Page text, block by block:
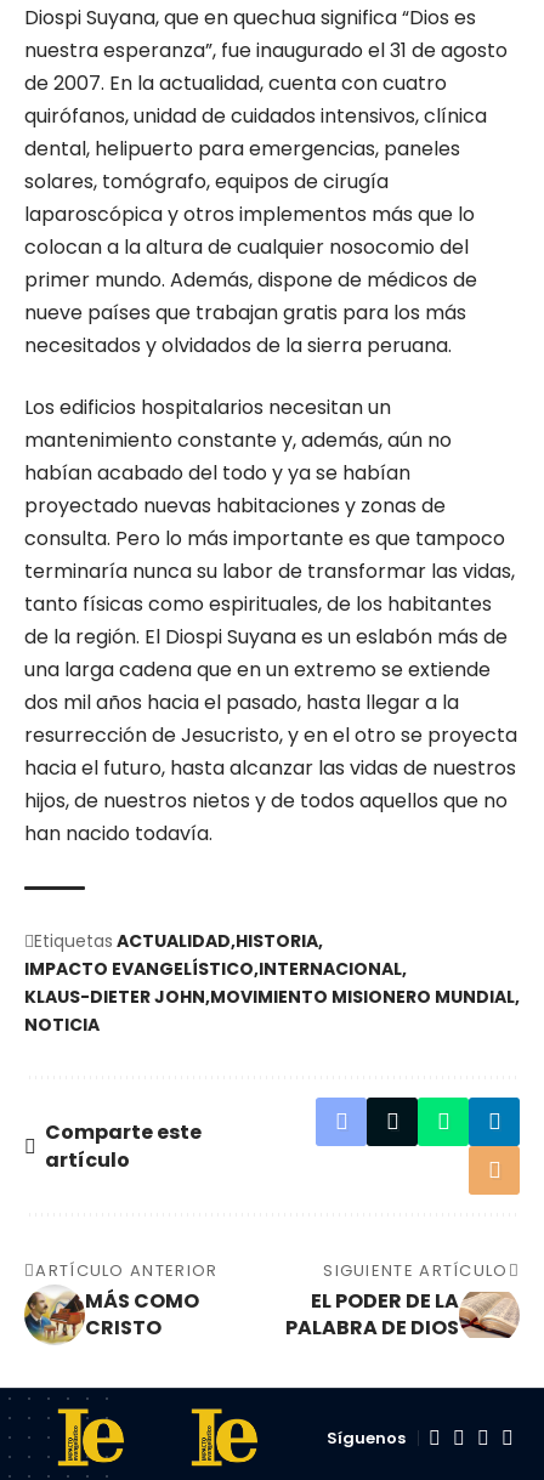
Diospi Suyana, que en quechua significa “Dios es
nuestra esperanza”, fue inaugurado el 31 de agosto
de 2007. En la actualidad, cuenta con cuatro
quirófanos, unidad de cuidados intensivos, clínica
dental, helipuerto para emergencias, paneles
solares, tomógrafo, equipos de cirugía
laparoscópica y otros implementos más que lo
colocan a la altura de cualquier nosocomio del
primer mundo. Además, dispone de médicos de
nueve países que trabajan gratis para los más
necesitados y olvidados de la sierra peruana.
Los edificios hospitalarios necesitan un
mantenimiento constante y, además, aún no
habían acabado del todo y ya se habían
proyectado nuevas habitaciones y zonas de
consulta. Pero lo más importante es que tampoco
terminaría nunca su labor de transformar las vidas,
tanto físicas como espirituales, de los habitantes
de la región. El Diospi Suyana es un eslabón más de
una larga cadena que en un extremo se extiende
dos mil años hacia el pasado, hasta llegar a la
resurrección de Jesucristo, y en el otro se proyecta
hacia el futuro, hasta alcanzar las vidas de nuestros
hijos, de nuestros nietos y de todos aquellos que no
han nacido todavía.
Etiquetas ACTUALIDAD HISTORIA
IMPACTO EVANGELÍSTICO INTERNACIONAL
KLAUS-DIETER JOHN MOVIMIENTO MISIONERO MUNDIAL
NOTICIA
Comparte este
artículo
ARTÍCULO ANTERIOR
MÁS COMO
CRISTO
SIGUIENTE ARTÍCULO
EL PODER DE LA
PALABRA DE DIOS
Síguenos